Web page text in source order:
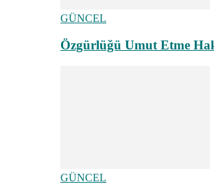
GÜNCEL
Özgürlüğü Umut Etme
GÜNCEL